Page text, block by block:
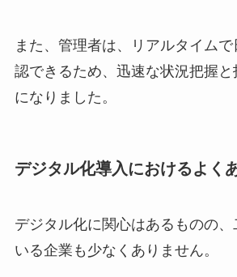
また、管理者は、リアルタイム
認できるため、迅速な状況把握
になりました。
デジタル化導入におけるよく
デジタル化に関心はあるものの
いる企業も少なくありません。